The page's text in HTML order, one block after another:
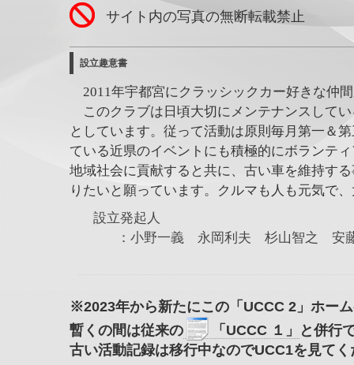
サイト内の写真の無断転載禁止
設立趣意書
2011年宇都宮にクラッシックカー好きな仲
このクラブは日頃大切にメンテナンスして
としています。従って活動は原則毎月第一＆
ている近県のイベントにも積極的にボランテ
地域社会に貢献すると共に、古い車を維持す
りたいと願っています。クルマも人も元気で
設立発起人
：小野一義 永岡利夫 杉山智之 安
※2023年から新たにこの「UCCC 2」ホー
暫くの間は従来の
「UCCC １」
と併行
古い活動記録は移行中なのでUCC1を見てく